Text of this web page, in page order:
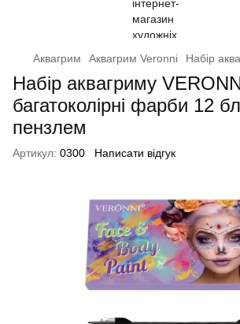
Аквагрим Аквагрим Veronni Набір
Набір аквагриму
багатоколірні фарби 12
пензлем
Артикул: 0300 Написати відгук